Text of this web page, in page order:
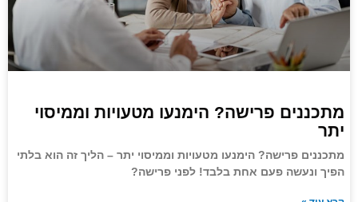
מתכננים פרישה? הימנעו מטעויות וממיסוי
יתר
מתכננים פרישה? הימנעו מטעויות וממיסוי יתר – הליך זה הוא בלתי
הפיך ונעשה פעם אחת בלבד! לפני פרישה?